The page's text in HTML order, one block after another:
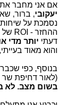
אם אני מחבר את 2 ההטיות האופטימיות הללו בניתוח של
יעקובי, ברור,
נסמכת על
ההחזר - ROI של 12 עד 14 שנה, ש
דעתי יותר מדי
והוא מאוד
בנוסף, כפי
(לאור דחיפת שר
בשום מצב. לא